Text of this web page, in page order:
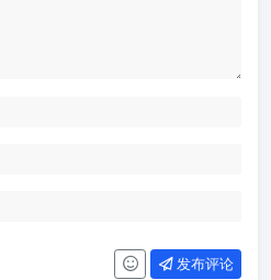
发布评论